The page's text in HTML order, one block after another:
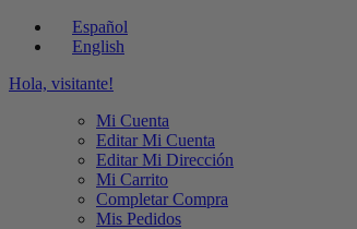
Español
English
Hola, visitante!
Mi Cuenta
Editar Mi Cuenta
Editar Mi Dirección
Mi Carrito
Completar Compra
Mis Pedidos